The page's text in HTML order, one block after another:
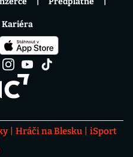
Hráči na Blesku
iSport
Kariéra